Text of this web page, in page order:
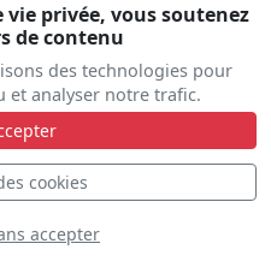
privée, vous soutenez
de contenu
des technologies pour
et analyser notre trafic.
cookies
accepter